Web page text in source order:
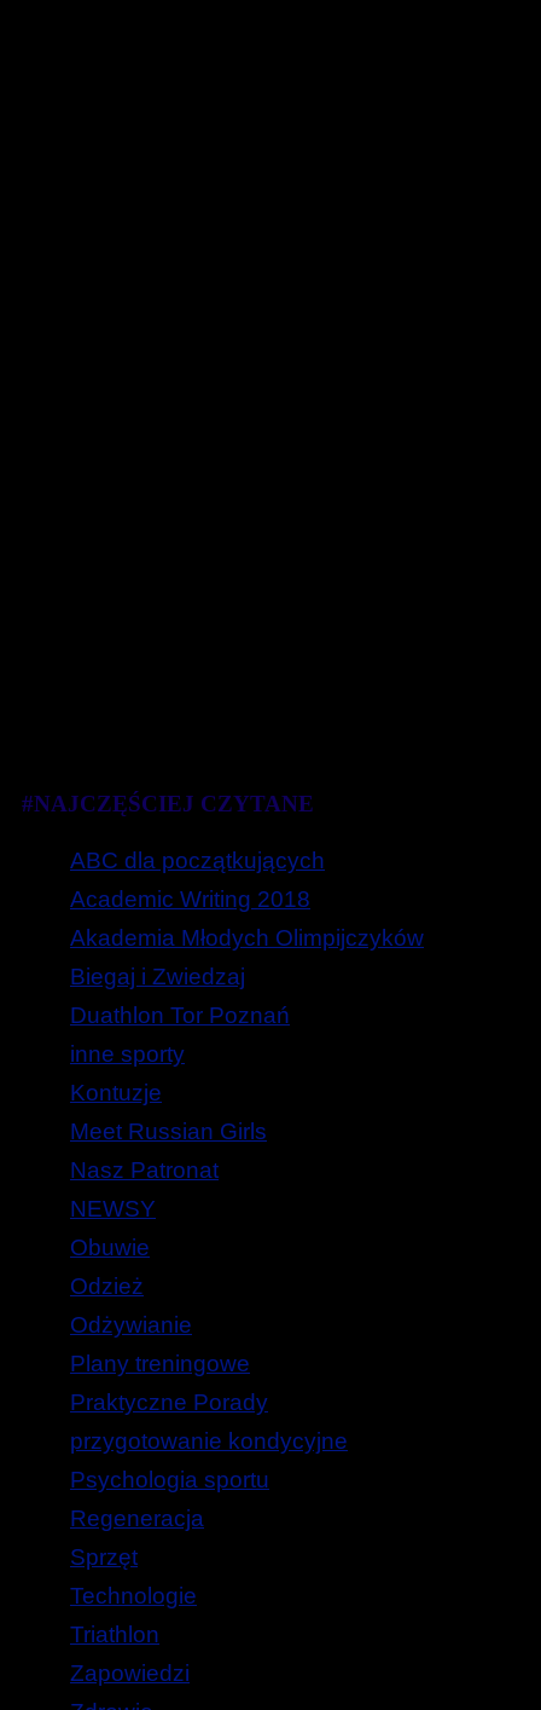
#NAJCZĘŚCIEJ CZYTANE
ABC dla początkujących
Academic Writing 2018
Akademia Młodych Olimpijczyków
Biegaj i Zwiedzaj
Duathlon Tor Poznań
inne sporty
Kontuzje
Meet Russian Girls
Nasz Patronat
NEWSY
Obuwie
Odzież
Odżywianie
Plany treningowe
Praktyczne Porady
przygotowanie kondycyjne
Psychologia sportu
Regeneracja
Sprzęt
Technologie
Triathlon
Zapowiedzi